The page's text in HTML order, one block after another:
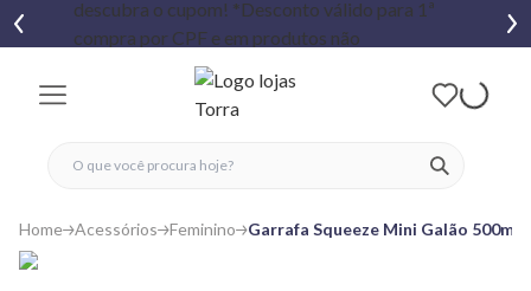
ver
fechar menu
fechar menu
favoritos
Home Acessórios Feminino Garrafa Squeeze Mini Galão 500ml